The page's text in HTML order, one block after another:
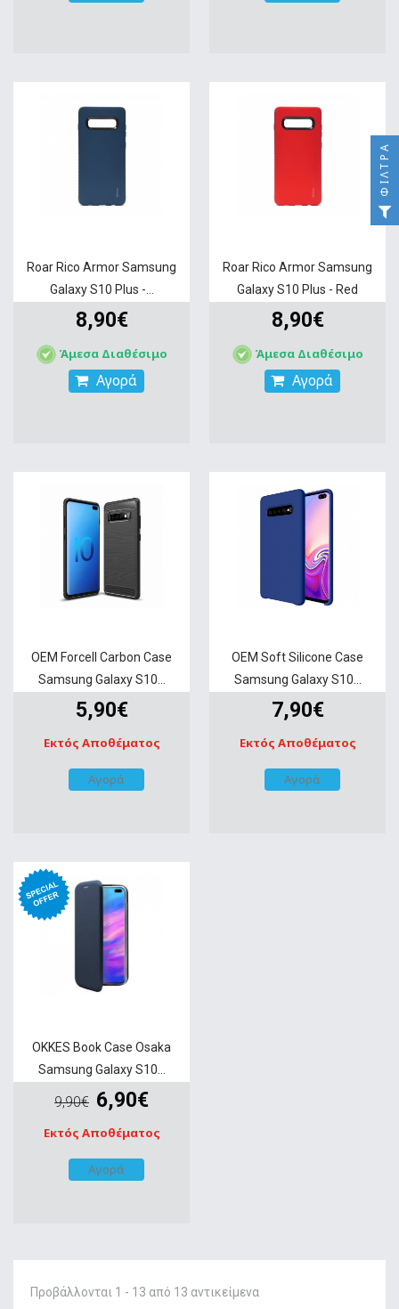
Roar Rico Armor Samsung
Galaxy S10 Plus -...
8,90€
Άμεσα Διαθέσιμο
Αγορά
Roar Rico Armor Samsung
Galaxy S10 Plus - Red
8,90€
Άμεσα Διαθέσιμο
Αγορά
OEM Forcell Carbon Case
Samsung Galaxy S10...
5,90€
Εκτός Αποθέματος
Αγορά
OEM Soft Silicone Case
Samsung Galaxy S10...
7,90€
Εκτός Αποθέματος
Αγορά
OKKES Book Case Osaka
Samsung Galaxy S10...
9,90€ 6,90€
Εκτός Αποθέματος
Αγορά
Προβάλλονται 1 - 13 από 13 αντικείμενα
ΦΊΛΤΡΑ